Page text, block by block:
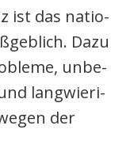
ist das natio­
Dazu
unbe­
lang­wie­ri­
der